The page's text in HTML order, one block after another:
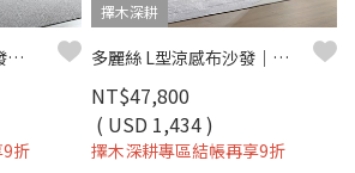
波恩 三人座貓抓布沙發｜比利時貓抓布 × 可調式頭靠 × 寬扶手設計 – 擇木深耕
折
擇木深耕
多麗絲 L型涼感布沙發｜清新機能涼感布 × 高密度彈力坐墊 × 可拆洗布套 – 擇木深耕系列
NT$47,800
( USD 1,434 )
擇木深耕專區結帳再享9折